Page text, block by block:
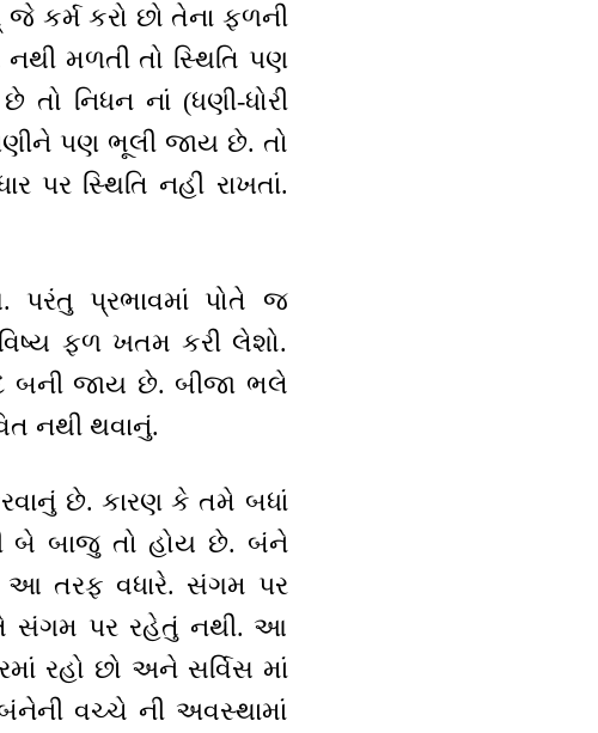
કર્મ કરો છો તેના ફળની
નથી મળતી તો સ્થિતિ પણ
નિધન નાં (ધણી-ધોરી
પણ ભૂલી જાય છે. તો
પર સ્થિતિ નહીં રાખતાં.
પરંતુ પ્રભાવમાં પોતે જ
ફળ ખતમ કરી લેશો.
બની જાય છે. બીજા ભલે
નથી થવાનું.
છે. કારણ કે તમે બધાં
બે બાજુ તો હોય છે. બંને
આ તરફ વધારે. સંગમ પર
સંગમ પર રહેતું નથી. આ
રહો છો અને સર્વિસ માં
વચ્ચે ની અવસ્થામાં